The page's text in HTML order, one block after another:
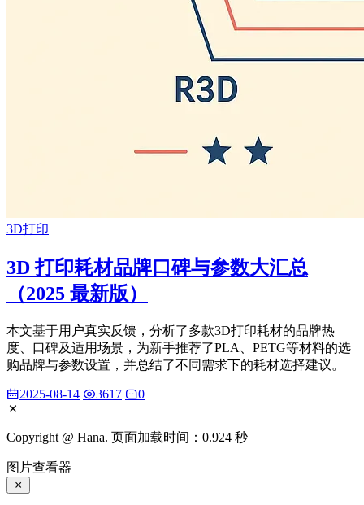
3D打印
3D 打印耗材品牌口碑与参数大汇总
（2025 最新版）
本文基于用户真实反馈，分析了多款3D打印耗材的品牌热
度、口碑及适用场景，为新手推荐了PLA、PETG等材料的选
购品牌与参数设置，并总结了不同需求下的耗材选择建议。
2025-08-14 3617 0
Copyright @ Hana. 页面加载时间：0.924 秒
图片查看器